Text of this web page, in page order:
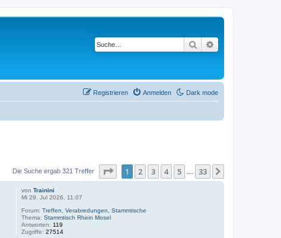
Suche
Dark mode
Anmelden
Registrieren
Die Suche ergab 321 Treffer Seite von33
1 2 3 4 5 33
vonTrainini
Mi 29. Jul 2026, 11:07
Forum:Treffen, Verabredungen, Stammtische
Thema:Stammtisch Rhein Mosel
Antworten: 119
Zugriffe:27514